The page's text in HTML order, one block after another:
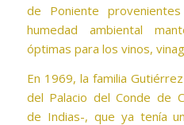
de Poniente
humedad ambiental
óptimas para los vinos,
En 1969, la familia
del Palacio del Conde de
de Indias-, que ya tenía